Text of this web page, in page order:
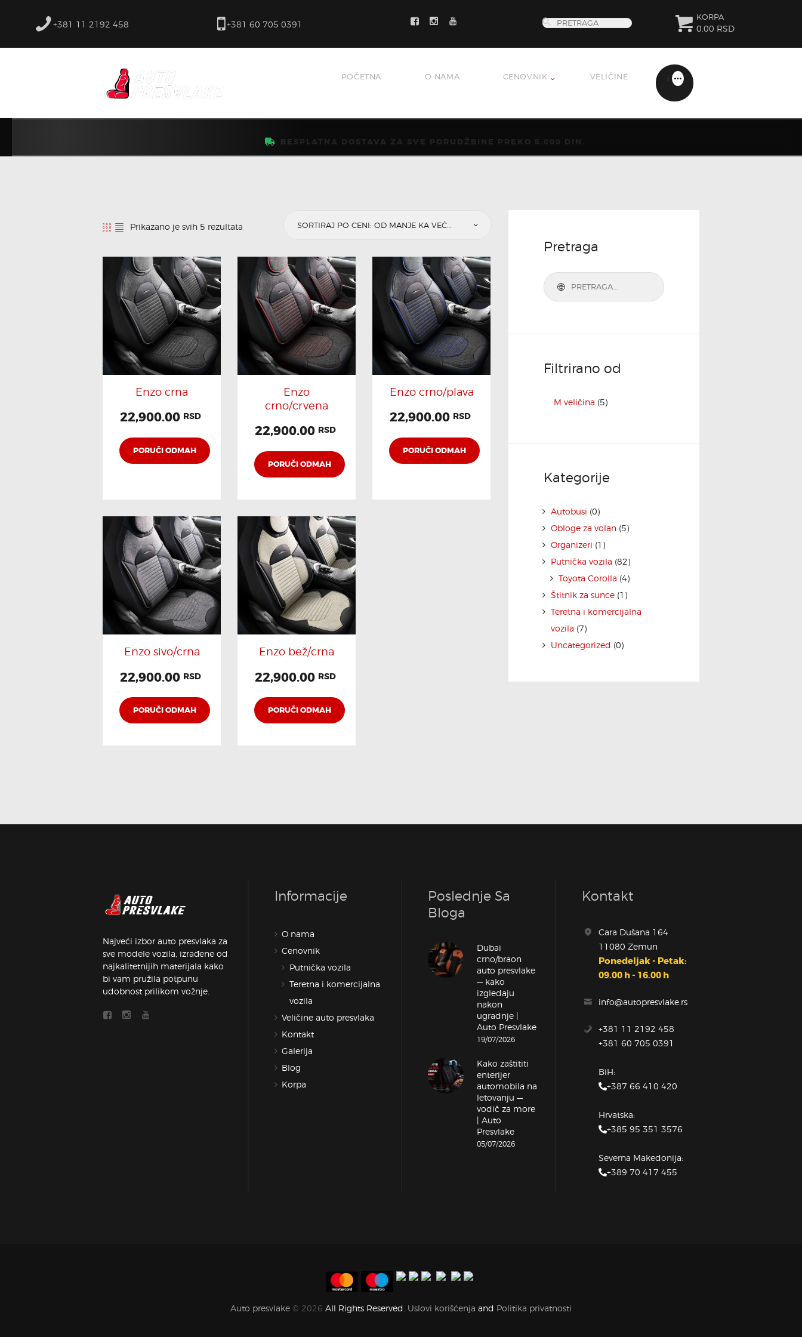
+381 11 2192 458 +381 60 705 0391
KORPA
0.00 RSD
POČETNA O NAMA CENOVNIK VELIČINE
BESPLATNA DOSTAVA ZA SVE PORUDŽBINE PREKO 5.000 DIN.
GALERIJA
BLOG
Prikazano je svih 5 rezultata
Enzo crna
22,900.00 RSD
PORUČI ODMAH
Enzo
crno/crvena
22,900.00 RSD
PORUČI ODMAH
Enzo crno/plava
22,900.00 RSD
PORUČI ODMAH
Enzo sivo/crna
22,900.00 RSD
PORUČI ODMAH
Enzo bež/crna
22,900.00 RSD
PORUČI ODMAH
Pretraga
PRETRAGA
Filtrirano od
M veličina (5)
Kategorije
Autobusi (0)
Obloge za volan (5)
Organizeri (1)
Putnička vozila (82)
Toyota Corolla (4)
Štitnik za sunce (1)
Teretna i komercijalna
vozila (7)
Uncategorized (0)
Najveći izbor auto presvlaka za
sve modele vozila, izrađene od
najkalitetnijih materijala kako
bi vam pružila potpunu
udobnost prilikom vožnje.
Informacije
O nama
Cenovnik
Putnička vozila
Teretna i komercijalna
vozila
Veličine auto presvlaka
Kontakt
Galerija
Blog
Korpa
Poslednje Sa
Bloga
Dubai
crno/braon
auto presvlake
— kako
izgledaju
nakon
ugradnje |
Auto Presvlake
19/07/2026
Kako zaštititi
enterijer
automobila na
letovanju —
vodič za more
| Auto
Presvlake
05/07/2026
Kontakt
Cara Dušana 164
11080 Zemun
Ponedeljak - Petak:
09.00 h - 16.00 h
info@autopresvlake.rs
+381 11 2192 458
+381 60 705 0391
BiH:
+387 66 410 420
Hrvatska:
+385 95 351 3576
Severna Makedonija:
+389 70 417 455
Auto presvlake © 2026 All Rights Reserved. Uslovi korišćenja and Politika privatnosti